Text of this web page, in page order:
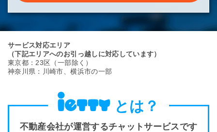
サービス対応エリア
（下記エリアへのお引っ越しに対応しています）
東京都：23区（一部除く）
神奈川県：川崎市、横浜市の一部
とは？
不動産会社が運営するチャットサービスです